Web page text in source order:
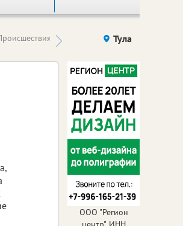
Здоровье компаний (на
Тула
ООО "Регион